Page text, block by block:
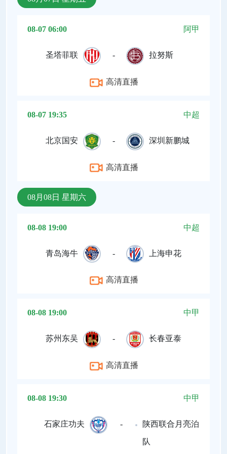
08-07 06:00 阿甲
圣塔菲联 - 拉努斯
高清直播
08-07 19:35 中超
北京国安 - 深圳新鹏城
高清直播
08月08日 星期六
08-08 19:00 中超
青岛海牛 - 上海申花
高清直播
08-08 19:00 中甲
苏州东吴 - 长春亚泰
高清直播
08-08 19:30 中甲
石家庄功夫 - 陕西联合月亮泊
队